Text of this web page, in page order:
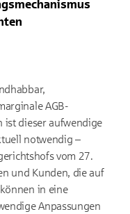
AGB-
ist dieser aufwendige
notwendig –
vom 27.
und Kunden, die auf
in eine
Anpassungen